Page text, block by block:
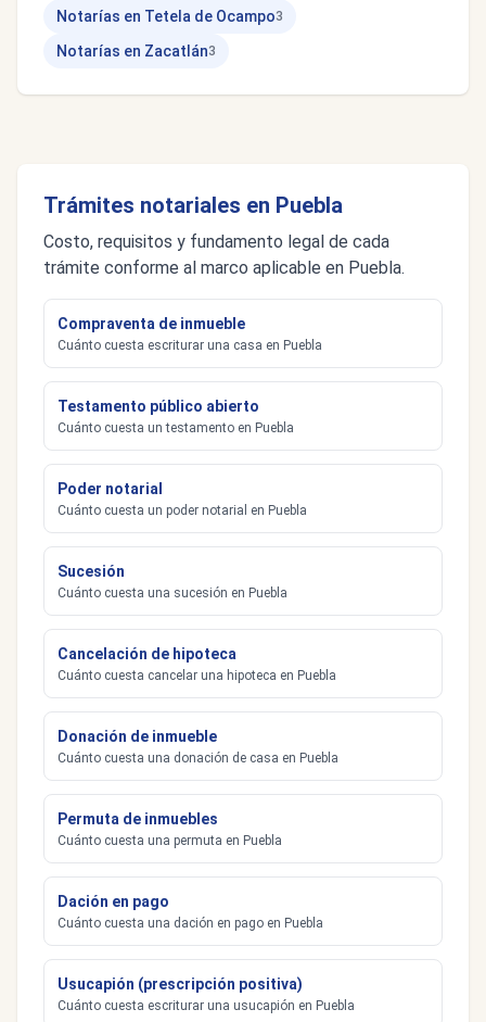
Notarías en Tetela de Ocampo3
Notarías en Zacatlán3
Trámites notariales en Puebla
Costo, requisitos y fundamento legal de cada
trámite conforme al marco aplicable en Puebla.
Compraventa de inmueble
Cuánto cuesta escriturar una casa en Puebla
Testamento público abierto
Cuánto cuesta un testamento en Puebla
Poder notarial
Cuánto cuesta un poder notarial en Puebla
Sucesión
Cuánto cuesta una sucesión en Puebla
Cancelación de hipoteca
Cuánto cuesta cancelar una hipoteca en Puebla
Donación de inmueble
Cuánto cuesta una donación de casa en Puebla
Permuta de inmuebles
Cuánto cuesta una permuta en Puebla
Dación en pago
Cuánto cuesta una dación en pago en Puebla
Usucapión (prescripción positiva)
Cuánto cuesta escriturar una usucapión en Puebla